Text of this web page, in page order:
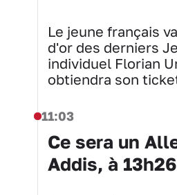
Le jeune français
d'or des derniers
individuel Florian
obtiendra son
11:03
Ce sera un
Addis, à 13h26